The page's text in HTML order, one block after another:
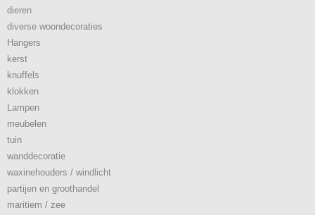
dieren
diverse woondecoraties
Hangers
kerst
knuffels
klokken
Lampen
meubelen
tuin
wanddecoratie
waxinehouders / windlicht
partijen en groothandel
maritiem / zee